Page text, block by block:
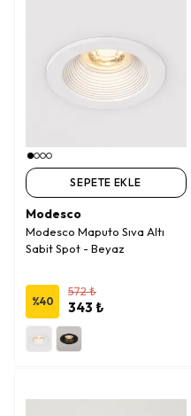
SEPETE EKLE
Modesco
Modesco Maputo Sıva Altı
Sabit Spot - Beyaz
%40
572 ₺
343 ₺